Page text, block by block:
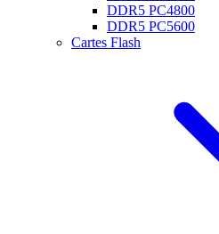
DDR5 PC4800
DDR5 PC5600
Cartes Flash